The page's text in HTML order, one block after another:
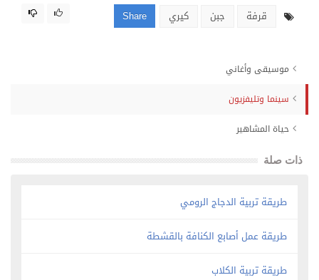
قرفة جبن كيري Share
موسيقى وأغاني
سينما وتليفزيون
حياة المشاهير
ذات صلة
طريقة تربية الدجاج الرومي
طريقة عمل أصابع الكنافة بالقشطة
طريقة تربية الكلاب